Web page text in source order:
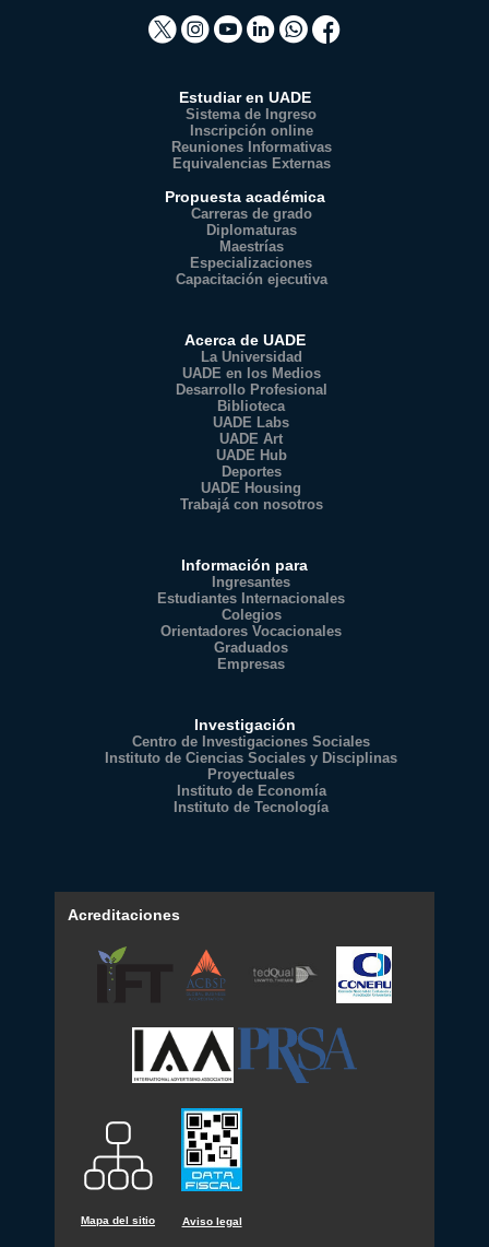
Estudiar en UADE
Sistema de Ingreso
Inscripción online
Reuniones Informativas
Equivalencias Externas
Propuesta académica
Carreras de grado
Diplomaturas
Maestrías
Especializaciones
Capacitación ejecutiva
Acerca de UADE
La Universidad
UADE en los Medios
Desarrollo Profesional
Biblioteca
UADE Labs
UADE Art
UADE Hub
Deportes
UADE Housing
Trabajá con nosotros
Información para
Ingresantes
Estudiantes Internacionales
Colegios
Orientadores Vocacionales
Graduados
Empresas
Investigación
Centro de Investigaciones Sociales
Instituto de Ciencias Sociales y Disciplinas
Proyectuales
Instituto de Economía
Instituto de Tecnología
Acreditaciones
Mapa del sitio Aviso legal